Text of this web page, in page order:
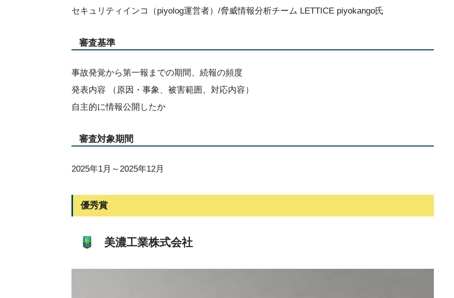
セキュリティインコ（piyolog運営者）/脅威情報分析チーム LETTICE piyokango氏
審査基準
事故発覚から第一報までの期間、続報の頻度
発表内容 （原因・事象、被害範囲、対応内容）
自主的に情報公開したか
審査対象期間
2025年1月～2025年12月
優秀賞
美濃工業株式会社